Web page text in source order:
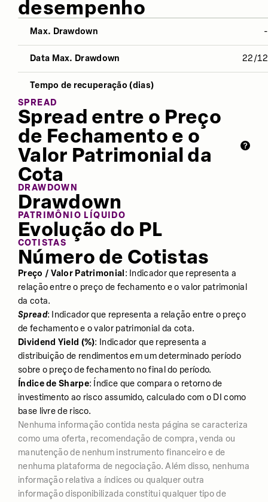
desempenho
ÚLTIMOS
Desvio Padrão -
Índice Sharpe -1.274,48
Retorno - -0,16%
Max. Drawdown
Data Max. Drawdown 22/
Tempo de recuperação (dias)
SPREAD
Spread entre o Preço
de Fechamento e o
Valor Patrimonial da
Cota
DRAWDOWN
Drawdown
PATRIMÔNIO LÍQUIDO
Evolução do PL
COTISTAS
Número de Cotistas
Preço / Valor Patrimonial : Indicador que representa a
relação entre o preço de fechamento e o valor patrimonial
da cota.
Spread: Indicador que representa a relação entre o preço
de fechamento e o valor patrimonial da cota.
Dividend Yield (%): Indicador que representa a
distribuição de rendimentos em um determinado período
sobre o preço de fechamento no final do período.
Índice de Sharpe: Índice que compara o retorno de
investimento ao risco assumido, calculado com o DI como
base livre de risco.
Nenhuma informação contida nesta página se caracteriza
como uma oferta, recomendação de compra, venda ou
manutenção de nenhum instrumento financeiro e de
nenhuma plataforma de negociação. Além disso, nenhuma
informação relativa a índices ou qualquer outra
informação disponibilizada constitui qualquer tipo de